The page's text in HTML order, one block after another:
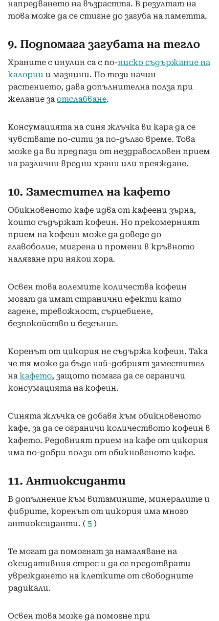
напредването на възрастта. В резултат на
това може да се стигне до загуба на паметта.
9. Подпомага загубата на тегло
Храните с инулин са с по-ниско съдържание на
калории и мазнини. По този начин
растението, дава допълнителна полза при
желание за отслабване.
Консумацията на синя жлъчка ви кара да се
чувствате по-сити за по-дълго време. Това
може да ви предпази от нездравословен прием
на различни вредни храни или преяждане.
10. Заместител на кафето
Обикновеното кафе идва от кафеени зърна,
които съдържат кофеин. Но прекомерният
прием на кофеин може да доведе до
главоболие, мигрена и промени в кръвното
налягане при някои хора.
Освен това големите количества кофеин
могат да имат странични ефекти като
гадене, тревожност, сърцебиене,
безпокойство и безсъние.
Коренът от цикория не съдържа кофеин. Така
че тя може да бъде най-добрият заместител
на кафето, защото помага да се ограничи
консумацията на кофеин.
Синята жлъчка се добавя към обикновеното
кафе, за да се ограничи количеството кофеин в
кафето. Редовният прием на кафе от цикория
има по-добри ползи от обикновеното кафе.
11. Антиоксиданти
В допълнение към витамините, минералите и
фибрите, коренът от цикория има много
антиоксиданти. ( 5 )
Те могат да помогнат за намаляване на
оксидативния стрес и да се предотврати
увреждането на клетките от свободните
радикали.
Освен това може да помогне при